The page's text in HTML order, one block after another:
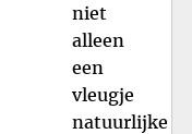
niet
alleen
een
vleugje
natuurlijke